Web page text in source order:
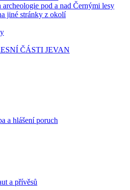
archeologie pod a nad Černými lesy
jiné stránky z okolí
ČÁSTI JEVAN
a hlášení poruch
a přívěsů